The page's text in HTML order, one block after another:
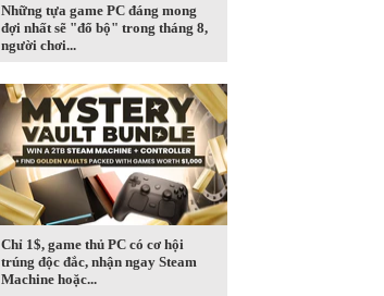
Những tựa game PC đáng mong
đợi nhất sẽ "đổ bộ" trong tháng 8,
người chơi...
Chỉ 1$, game thủ PC có cơ hội
trúng độc đắc, nhận ngay Steam
Machine hoặc...